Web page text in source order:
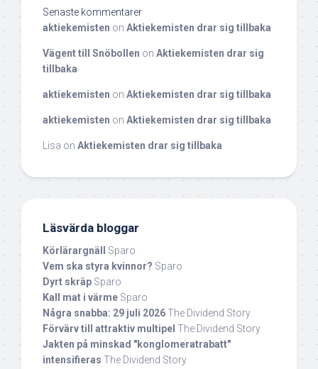
Senaste kommentarer
aktiekemisten on Aktiekemisten drar sig tillbaka
Vägent till Snöbollen on Aktiekemisten drar sig
tillbaka
aktiekemisten on Aktiekemisten drar sig tillbaka
aktiekemisten on Aktiekemisten drar sig tillbaka
Lisa on Aktiekemisten drar sig tillbaka
Läsvärda bloggar
Körlärargnäll
Sparo
Vem ska styra kvinnor? Sparo
Dyrt skräp Sparo
Kall mat i värme Sparo
Några snabba: 29 juli 2026The Dividend Story
Förvärv till attraktiv multipel The Dividend Story
Jakten på minskad "konglomeratrabatt"
intensifieras The Dividend Story